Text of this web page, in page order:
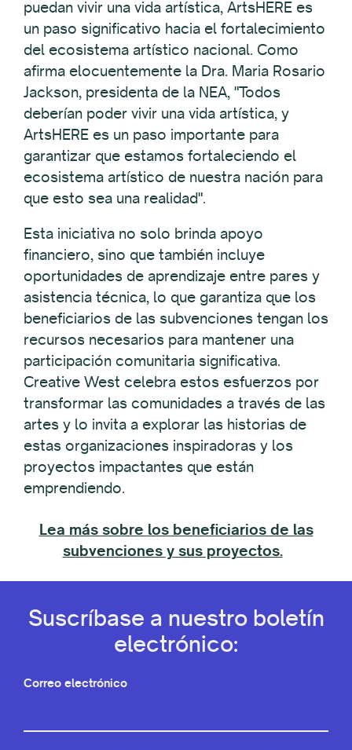
puedan vivir una vida artística, ArtsHERE es
un paso significativo hacia el fortalecimiento
del ecosistema artístico nacional. Como
afirma elocuentemente la Dra. Maria Rosario
Jackson, presidenta de la NEA, "Todos
deberían poder vivir una vida artística, y
ArtsHERE es un paso importante para
garantizar que estamos fortaleciendo el
ecosistema artístico de nuestra nación para
que esto sea una realidad".
Esta iniciativa no solo brinda apoyo
financiero, sino que también incluye
oportunidades de aprendizaje entre pares y
asistencia técnica, lo que garantiza que los
beneficiarios de las subvenciones tengan los
recursos necesarios para mantener una
participación comunitaria significativa.
Creative West celebra estos esfuerzos por
transformar las comunidades a través de las
artes y lo invita a explorar las historias de
estas organizaciones inspiradoras y los
proyectos impactantes que están
emprendiendo.
Lea más sobre los beneficiarios de las
subvenciones y sus proyectos.
Suscríbase a nuestro boletín
electrónico:
Correo electrónico